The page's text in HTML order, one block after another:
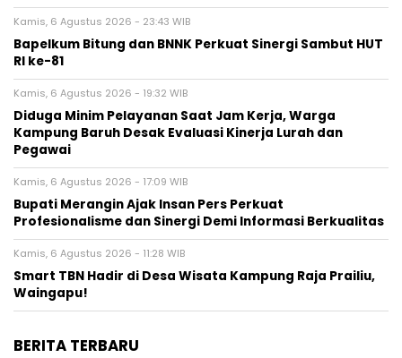
Kamis, 6 Agustus 2026 - 23:43 WIB
Bapelkum Bitung dan BNNK Perkuat Sinergi Sambut HUT
RI ke-81
Kamis, 6 Agustus 2026 - 19:32 WIB
Diduga Minim Pelayanan Saat Jam Kerja, Warga
Kampung Baruh Desak Evaluasi Kinerja Lurah dan
Pegawai
Kamis, 6 Agustus 2026 - 17:09 WIB
Bupati Merangin Ajak Insan Pers Perkuat
Profesionalisme dan Sinergi Demi Informasi Berkualitas
Kamis, 6 Agustus 2026 - 11:28 WIB
Smart TBN Hadir di Desa Wisata Kampung Raja Prailiu,
Waingapu!
BERITA TERBARU